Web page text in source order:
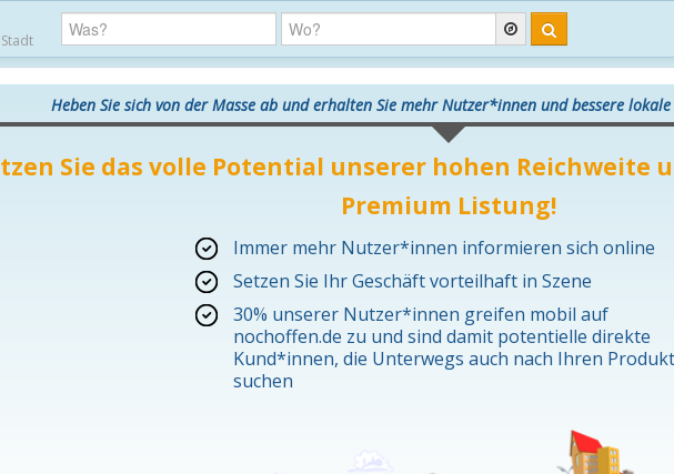
Heben Sie sich von der Masse ab und erhalten Sie mehr Nutzer*innen und bessere
Sie das volle Potential unserer hohen Reichweite
Premium Listung!
Immer mehr Nutzer*innen informieren sich online
Setzen Sie Ihr Geschäft vorteilhaft in Szene
30% unserer Nutzer*innen greifen mobil auf
nochoffen.de zu und sind damit potentielle direkte
Kund*innen, die Unterwegs auch nach Ihren
suchen